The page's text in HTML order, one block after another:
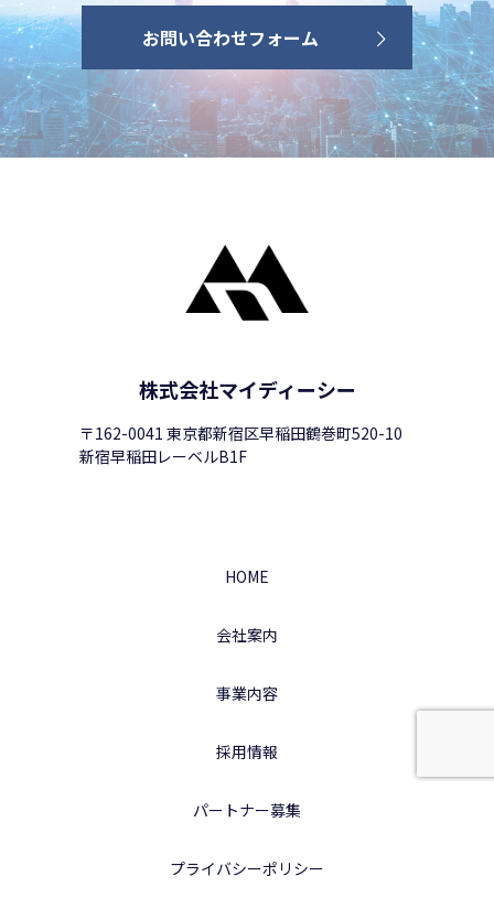
お問い合わせフォーム
株式会社マイディーシー
〒162-0041 東京都新宿区早稲田鶴巻町520-10
新宿早稲田レーベルB1F
HOME
会社案内
事業内容
採用情報
パートナー募集
プライバシーポリシー